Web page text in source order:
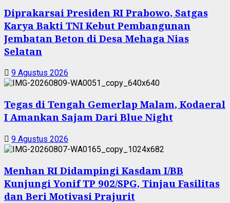
Diprakarsai Presiden RI Prabowo, Satgas
Karya Bakti TNI Kebut Pembangunan
Jembatan Beton di Desa Mehaga Nias
Selatan
9 Agustus 2026
Tegas di Tengah Gemerlap Malam, Kodaeral
I Amankan Sajam Dari Blue Night
9 Agustus 2026
Menhan RI Didampingi Kasdam I/BB
Kunjungi Yonif TP 902/SPG, Tinjau Fasilitas
dan Beri Motivasi Prajurit